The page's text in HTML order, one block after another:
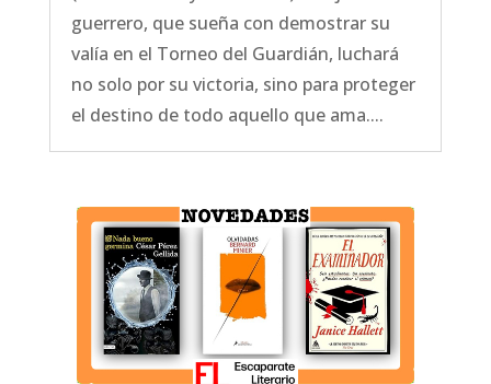
guerrero, que sueña con demostrar su
valía en el Torneo del Guardián, luchará
no solo por su victoria, sino para proteger
el destino de todo aquello que ama....